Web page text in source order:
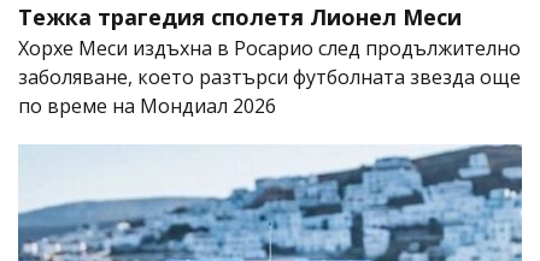
Тежка трагедия сполетя Лионел Меси
Хорхе Меси издъхна в Росарио след продължително
заболяване, което разтърси футболната звезда още
по време на Мондиал 2026